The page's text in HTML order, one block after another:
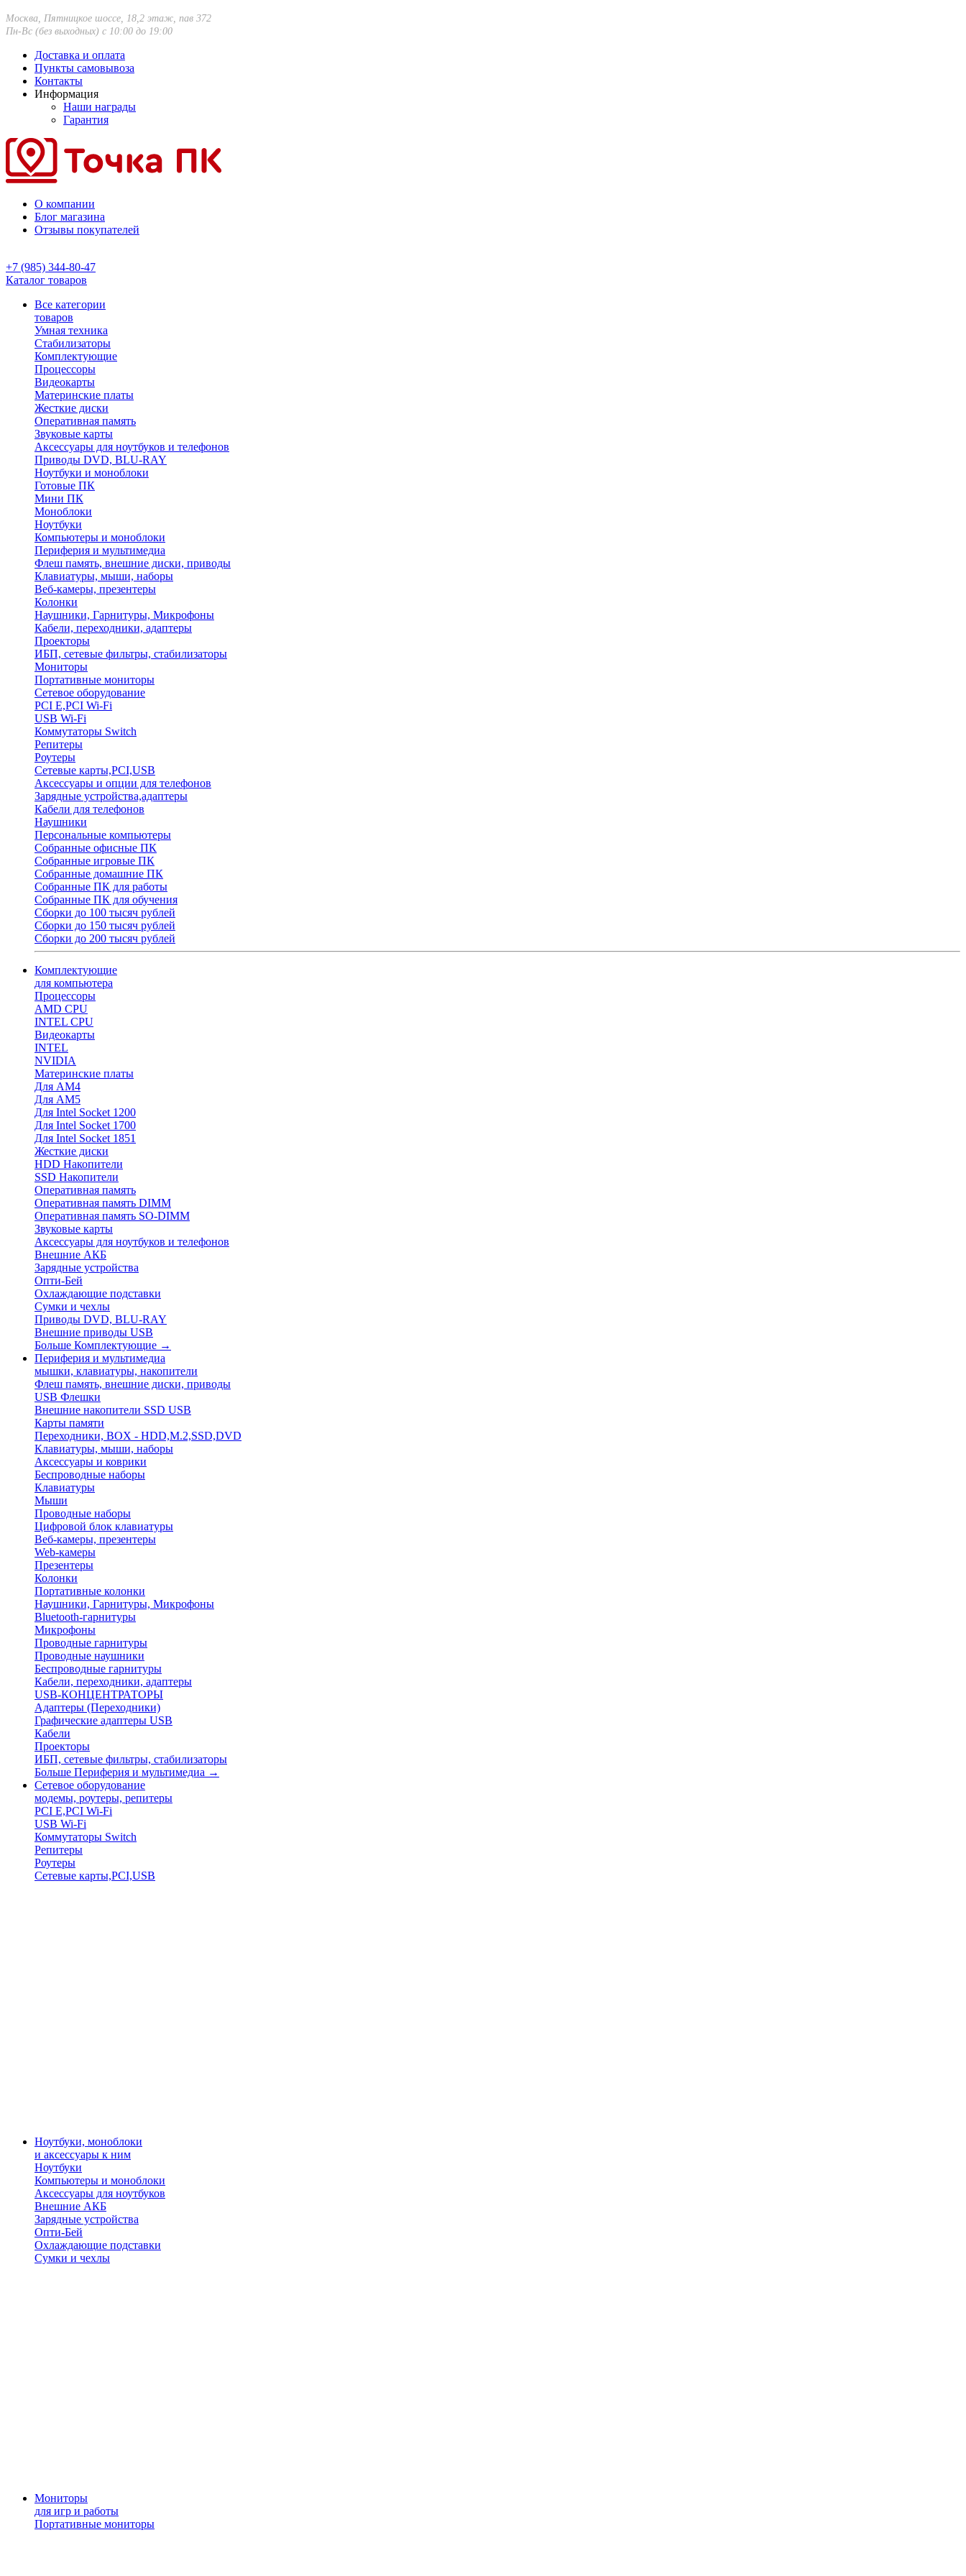
Москва, Пятницкое шоссе, 18,2 этаж, пав 372
Пн-Вс (без выходных) с 10:00 до 19:00
Доставка и оплата
Пункты самовывоза
Контакты
Информация
Наши награды
Гарантия
О компании
Блог магазина
Отзывы покупателей
+7 (985) 344-80-47
Каталог товаров
Все категории
товаров
Умная техника
Стабилизаторы
Комплектующие
Процессоры
Видеокарты
Материнские платы
Жесткие диски
Оперативная память
Звуковые карты
Аксессуары для ноутбуков и телефонов
Приводы DVD, BLU-RAY
Ноутбуки и моноблоки
Готовые ПК
Мини ПК
Моноблоки
Ноутбуки
Компьютеры и моноблоки
Периферия и мультимедиа
Флеш память, внешние диски, приводы
Клавиатуры, мыши, наборы
Веб-камеры, презентеры
Колонки
Наушники, Гарнитуры, Микрофоны
Кабели, переходники, адаптеры
Проекторы
ИБП, сетевые фильтры, стабилизаторы
Мониторы
Портативные мониторы
Сетевое оборудование
PCI E,PCI Wi-Fi
USB Wi-Fi
Коммутаторы Switch
Репитеры
Роутеры
Сетевые карты,PCI,USB
Аксессуары и опции для телефонов
Зарядные устройства,адаптеры
Кабели для телефонов
Наушники
Персональные компьютеры
Собранные офисные ПК
Собранные игровые ПК
Собранные домашние ПК
Собранные ПК для работы
Собранные ПК для обучения
Сборки до 100 тысяч рублей
Сборки до 150 тысяч рублей
Сборки до 200 тысяч рублей
Комплектующие
для компьютера
Процессоры
AMD CPU
INTEL CPU
Видеокарты
INTEL
NVIDIA
Материнские платы
Для AM4
Для AM5
Для Intel Socket 1200
Для Intel Socket 1700
Для Intel Socket 1851
Жесткие диски
HDD Накопители
SSD Накопители
Оперативная память
Оперативная память DIMM
Оперативная память SO-DIMM
Звуковые карты
Аксессуары для ноутбуков и телефонов
Внешние АКБ
Зарядные устройства
Опти-Бей
Охлаждающие подставки
Сумки и чехлы
Приводы DVD, BLU-RAY
Внешние приводы USB
Больше Комплектующие →
Периферия и мультимедиа
мышки, клавиатуры, накопители
Флеш память, внешние диски, приводы
USB Флешки
Внешние накопители SSD USB
Карты памяти
Переходники, BOX - HDD,M.2,SSD,DVD
Клавиатуры, мыши, наборы
Аксессуары и коврики
Беспроводные наборы
Клавиатуры
Мыши
Проводные наборы
Цифровой блок клавиатуры
Веб-камеры, презентеры
Web-камеры
Презентеры
Колонки
Портативные колонки
Наушники, Гарнитуры, Микрофоны
Bluetooth-гарнитуры
Микрофоны
Проводные гарнитуры
Проводные наушники
Беспроводные гарнитуры
Кабели, переходники, адаптеры
USB-КОНЦЕНТРАТОРЫ
Адаптеры (Переходники)
Графические адаптеры USB
Кабели
Проекторы
ИБП, сетевые фильтры, стабилизаторы
Больше Периферия и мультимедиа →
Сетевое оборудование
модемы, роутеры, репитеры
PCI E,PCI Wi-Fi
USB Wi-Fi
Коммутаторы Switch
Репитеры
Роутеры
Сетевые карты,PCI,USB
Ноутбуки, моноблоки
и аксессуары к ним
Ноутбуки
Компьютеры и моноблоки
Аксессуары для ноутбуков
Внешние АКБ
Зарядные устройства
Опти-Бей
Охлаждающие подставки
Сумки и чехлы
Мониторы
для игр и работы
Портативные мониторы